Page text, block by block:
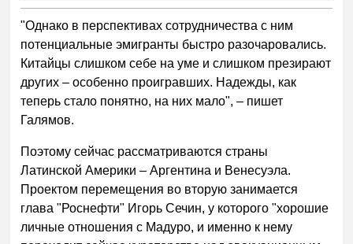
"Однако в перспективах сотрудничества с ним
потенциальные эмигранты быстро разочаровались.
Китайцы слишком себе на уме и слишком презирают
других – особенно проигравших. Надежды, как
теперь стало понятно, на них мало", – пишет
Галямов.
Поэтому сейчас рассматриваются страны
Латинской Америки – Аргентина и Венесуэла.
Проектом перемещения во вторую занимается
глава "Роснефти" Игорь Сечин, у которого "хорошие
личные отношения с Мадуро, и именно к нему